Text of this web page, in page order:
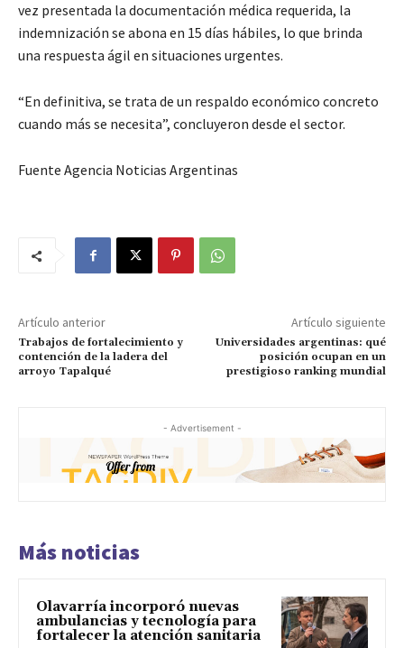
vez presentada la documentación médica requerida, la
indemnización se abona en 15 días hábiles, lo que brinda
una respuesta ágil en situaciones urgentes.
“En definitiva, se trata de un respaldo económico concreto
cuando más se necesita”, concluyeron desde el sector.
Fuente Agencia Noticias Argentinas
Artículo anterior
Trabajos de fortalecimiento y
contención de la ladera del
arroyo Tapalqué
Artículo siguiente
Universidades argentinas: qué
posición ocupan en un
prestigioso ranking mundial
- Advertisement -
Más noticias
Olavarría incorporó nuevas
ambulancias y tecnología para
fortalecer la atención sanitaria